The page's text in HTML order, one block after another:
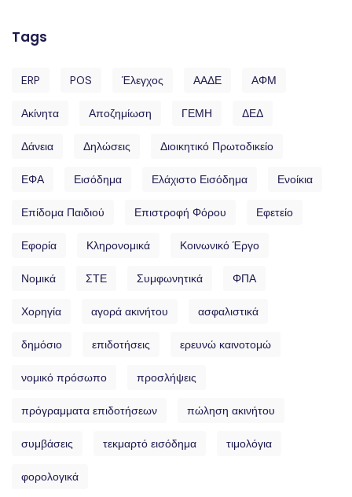
Tags
ERP POS Έλεγχος ΑΑΔΕ ΑΦΜ
Ακίνητα Αποζημίωση ΓΕΜΗ ΔΕΔ
Δάνεια Δηλώσεις Διοικητικό Πρωτοδικείο
ΕΦΑ Εισόδημα Ελάχιστο Εισόδημα Ενοίκια
Επίδομα Παιδιού Επιστροφή Φόρου Εφετείο
Εφορία Κληρονομικά Κοινωνικό Έργο
Νομικά ΣΤΕ Συμφωνητικά ΦΠΑ
Χορηγία αγορά ακινήτου ασφαλιστικά
δημόσιο επιδοτήσεις ερευνώ καινοτομώ
νομικό πρόσωπο προσλήψεις
πρόγραμματα επιδοτήσεων πώληση ακινήτου
συμβάσεις τεκμαρτό εισόδημα τιμολόγια
φορολογικά